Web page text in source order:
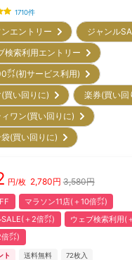
1710件
ンエントリー
ジャンル
検索利用エントリー
㌽(初サービス利用)
(買い回りに)
楽券(買い
ィワン(買い回りに)
袋(買い回りに)
円/枚 2,780円 3,580円
マラソン11店(＋10倍㌽)
＋2倍㌽)
ウェブ検索利用(
㌽)
ト 送料無料 72枚入